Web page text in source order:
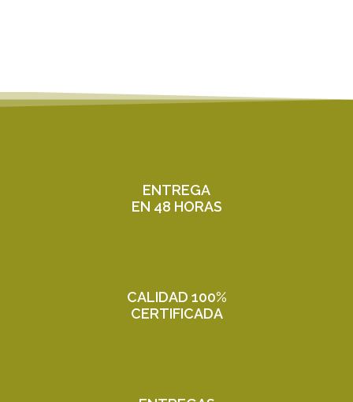
ENTREGA
EN 48 HORAS
CALIDAD 100%
CERTIFICADA